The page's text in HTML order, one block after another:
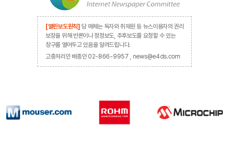
[열린보도원칙] 당 매체는 독자와 취재원 등 뉴스이용자의 권리
보장을 위해 반론이나 정정보도, 추후보도를 요청할 수 있는
창구를 열어두고 있음을 알려드립니다.
고충처리인 배종인 02-866-9957 , news@e4ds.com